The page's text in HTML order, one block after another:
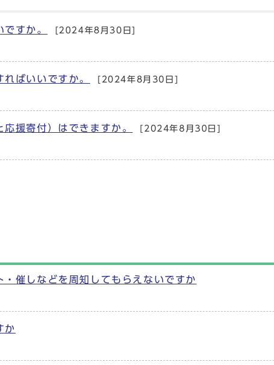
すか。 [2024年8月30日]
ばいいですか。 [2024年8月30日]
援寄付）はできますか。 [2024年8月30日]
・催しなどを周知してもらえないですか
か